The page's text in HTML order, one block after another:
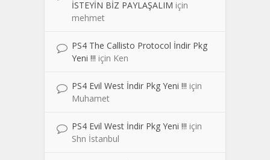
İSTEYİN BİZ PAYLAŞALIM için
mehmet
PS4 The Callisto Protocol İndir Pkg
Yeni !!! için Ken
PS4 Evil West İndir Pkg Yeni !!! için
Muhamet
PS4 Evil West İndir Pkg Yeni !!! için
Shn İstanbul